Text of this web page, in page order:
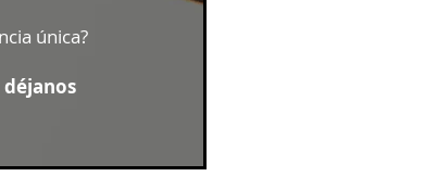
única?
déjanos